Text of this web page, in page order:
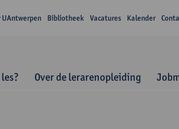
UAntwerpen Bibliotheek Vacatures Kalender
Over de lerarenopleiding